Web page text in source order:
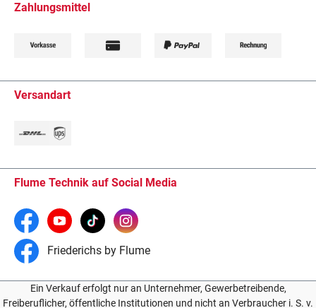
Zahlungsmittel
Versandart
Flume Technik auf Social Media
Friederichs by Flume
Ein Verkauf erfolgt nur an Unternehmer, Gewerbetreibende,
Freiberuflicher, öffentliche Institutionen und nicht an Verbraucher i. S. v.